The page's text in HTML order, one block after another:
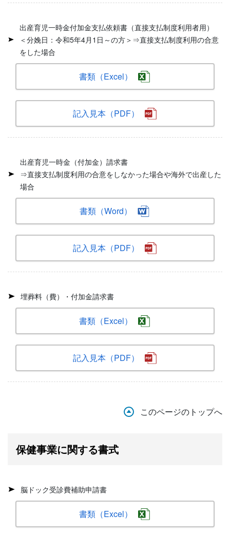
出産育児一時金付加金支払依頼書（直接支払制度利用者用）
＜分娩日：令和5年4月1日～の方＞⇒直接支払制度利用の合意
をした場合
書類（Excel）
記入見本（PDF）
出産育児一時金（付加金）請求書
⇒直接支払制度利用の合意をしなかった場合や海外で出産した
場合
書類（Word）
記入見本（PDF）
埋葬料（費）・付加金請求書
書類（Excel）
記入見本（PDF）
このページのトップへ
保健事業に関する書式
脳ドック受診費補助申請書
書類（Excel）